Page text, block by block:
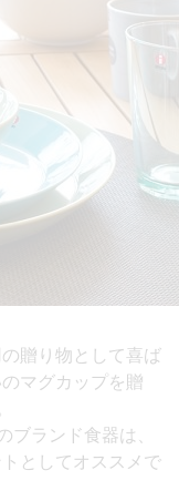
贈り物として喜ば
マグカップを贈
ランド食器は、
としてオススメで